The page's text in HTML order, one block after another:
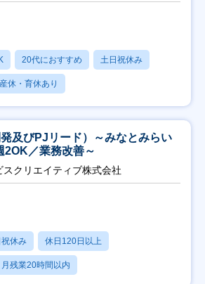
20代におすすめ 土日祝休み
産休・育休あり
及びPJリード）～みなとみらい
2OK／業務改善～
クリエイティブ株式会社
休み 休日120日以上
月残業20時間以内